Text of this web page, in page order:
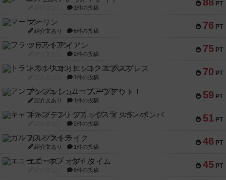
PT
1件の投稿
76 PT
マーリン
紹介文あり 6件の投稿
75 PT
フラットアイアン
2件の投稿
70 PT
トランスオリエント・エクスプレス
1件の投稿
59 PT
アンブッシュ！：ムーブアウト！
紹介文あり 1件の投稿
51 PT
キャプテン・フリップ：イスラ・ボンバ
2件の投稿
46 PT
ガルフストライク
紹介文あり 1件の投稿
45 PT
エコーズ・オブ・タイム
8件の投稿